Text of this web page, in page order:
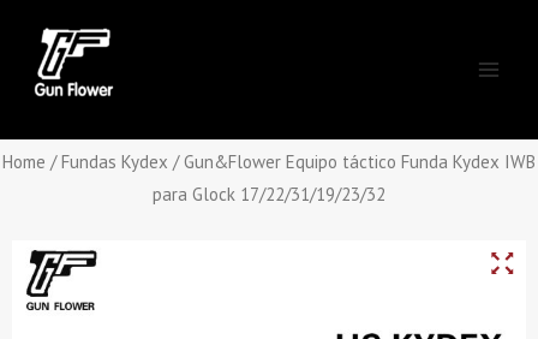
content
Home /Fundas Kydex / Gun&Flower Equipo táctico Funda Kydex IWB
para Glock 17/22/31/19/23/32